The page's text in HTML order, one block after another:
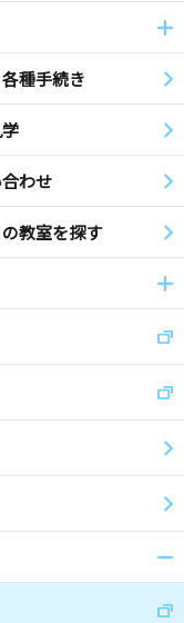
種手続き
わせ
教室を探す